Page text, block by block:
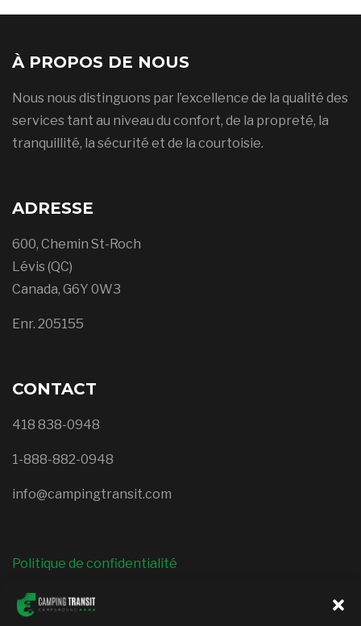
À PROPOS DE NOUS
Nous nous distinguons par l’excellence de la qualité des
services tant au niveau du confort, de la propreté, la
tranquillité, la sécurité et de la courtoisie.
ADRESSE
600, Chemin St-Roch
Lévis (QC)
Canada, G6Y 0W3
Enr. 205155
CONTACT
418 838-0948
1-888-882-0948
info@campingtransit.com
Politique de confidentialité